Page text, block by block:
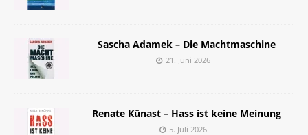
Sascha Adamek – Die Machtmaschine
21. Juni 2026
Renate Künast – Hass ist keine Meinung
5. Juli 2026